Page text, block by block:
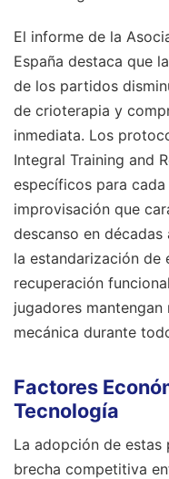
El informe de la
España destaca que
de los partidos
de crioterapia y
inmediata. Los
Integral Training and
específicos para
improvisación que
descanso en
la estandarización de
recuperación
jugadores
mecánica durante
Factores
Tecnología
La adopción de estas
brecha competitiva